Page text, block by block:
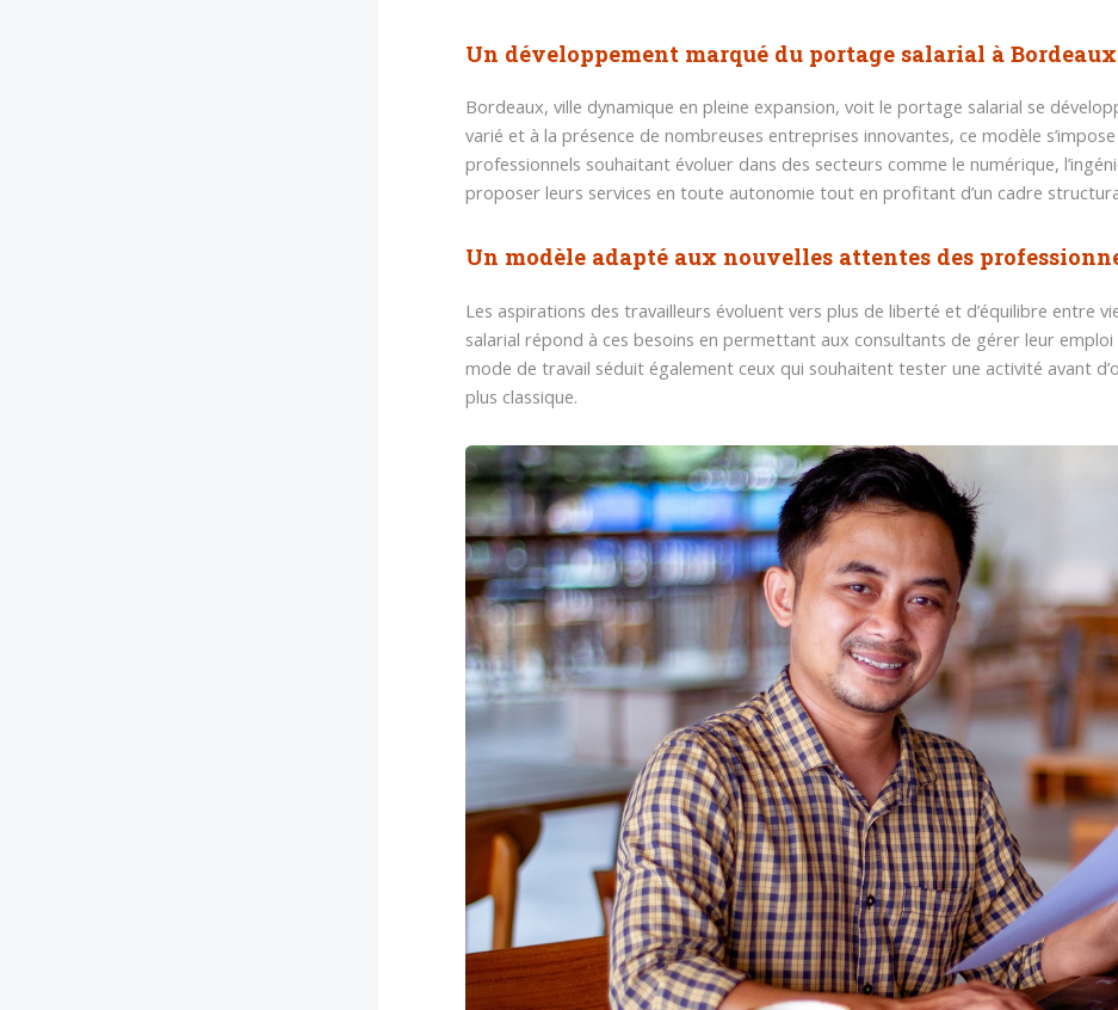
Un développement marqué du portage salarial à Bordeaux
Bordeaux, ville dynamique en pleine expansion, voit le portage salarial se
varié et à la présence de nombreuses entreprises innovantes, ce modèle
professionnels souhaitant évoluer dans des secteurs comme le numérique,
proposer leurs services en toute autonomie tout en profitant d’un cadre
Un modèle adapté aux nouvelles attentes des
Les aspirations des travailleurs évoluent vers plus de liberté et d’équilibre entre
salarial répond à ces besoins en permettant aux consultants de gérer leur
mode de travail séduit également ceux qui souhaitent tester une activité avant
plus classique.